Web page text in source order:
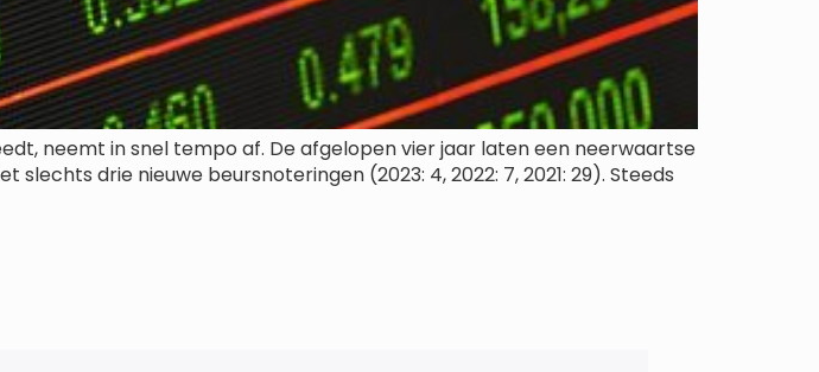
neemt in snel tempo af. De afgelopen vier jaar laten een neerwaartse
drie nieuwe beursnoteringen (2023: 4, 2022: 7, 2021: 29). Steeds